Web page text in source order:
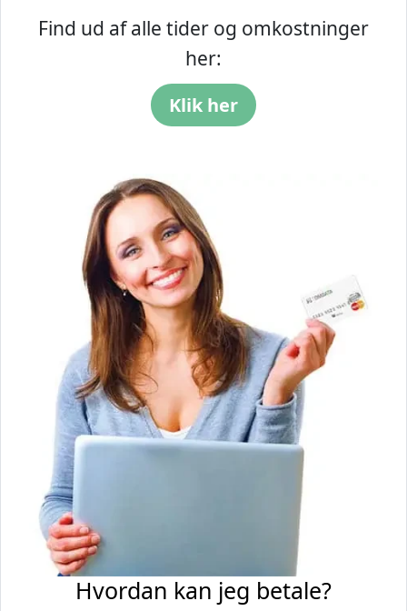
Find ud af alle tider og omkostninger
her:
Klik her
Hvordan kan jeg betale?